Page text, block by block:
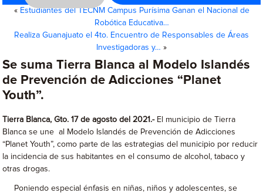
« Estudiantes del TECNM Campus Purísima Ganan el Nacional de
Robótica Educativa…
Realiza Guanajuato el 4to. Encuentro de Responsables de Áreas
Investigadoras y… »
Se suma Tierra Blanca al Modelo Islandés
de Prevención de Adicciones “Planet
Youth”.
Tierra Blanca, Gto. 17 de agosto del 2021.- El municipio de Tierra
Blanca se une al Modelo Islandés de Prevención de Adicciones
“Planet Youth”, como parte de las estrategias del municipio por reducir
la incidencia de sus habitantes en el consumo de alcohol, tabaco y
otras drogas.
Poniendo especial énfasis en niñas, niños y adolescentes, se